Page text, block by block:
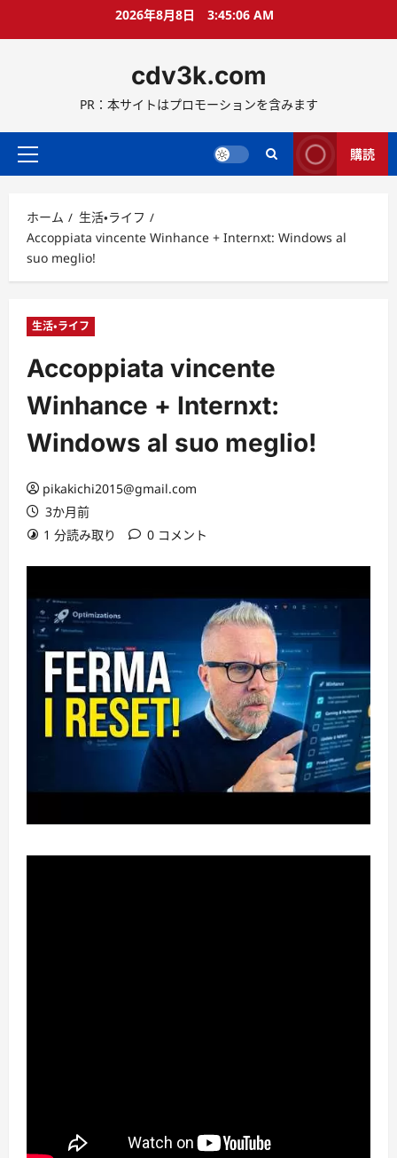
ス
ッ
2026年8月8日 3:45:07 AM
cdv3k.com
PR：本サイトはプロモーションを含みます
メ
メ
ニ
ュ
ー
購読
ホーム
生活・ライフ
Accoppiata vincente Winhance + Internxt: Windows al
suo meglio!
生活・ライフ
Accoppiata vincente
Winhance + Internxt:
Windows al suo meglio!
pikakichi2015@gmail.com
3か月前
1 分読み取り
0 コメント